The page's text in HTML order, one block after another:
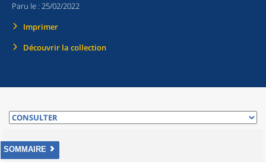
Paru le : 25/02/2022
Imprimer
Découvrir la collection
SOMMAIRE